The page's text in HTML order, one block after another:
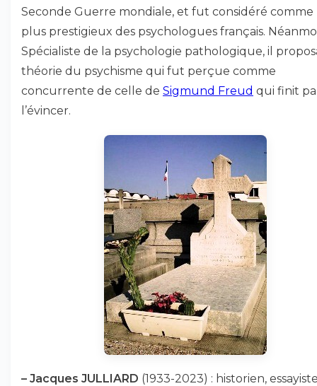
Seconde Guerre mondiale, et fut considéré comme
plus prestigieux des psychologues français.
Spécialiste de la psychologie pathologique, il
théorie du psychisme qui fut perçue comme
concurrente de celle de Sigmund Freud qui finit
l’évincer.
– Jacques JULLIARD (1933-2023) : historien,